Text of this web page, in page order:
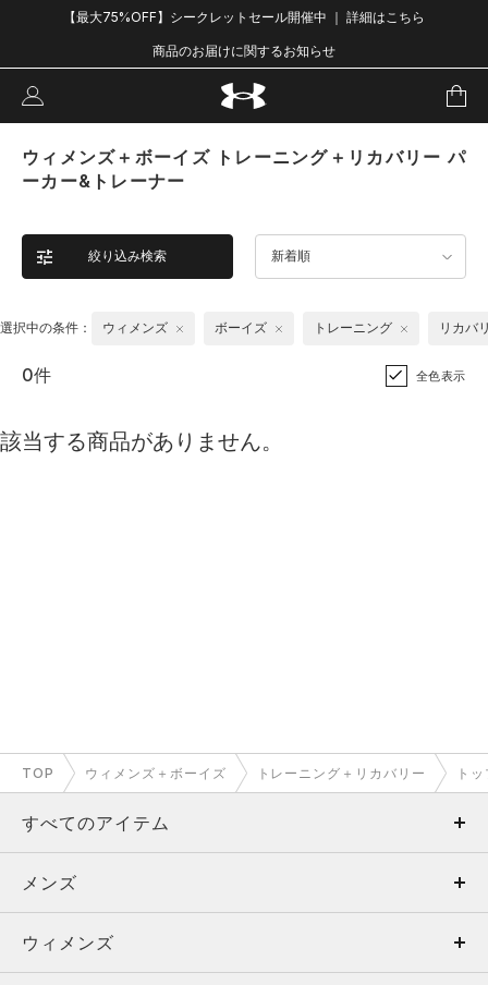
【最大75%OFF】シークレットセール開催中 ｜ 詳細はこちら
商品のお届けに関するお知らせ
ウィメンズ＋ボーイズ トレーニング＋リカバリー パ
ーカー&トレーナー
絞り込み検索 新着順
選択中の条件： ウィメンズ ボーイズ トレーニング リカバ
0件 全色表示
該当する商品がありません。
TOP ウィメンズ＋ボーイズ トレーニング＋リカバリー ト
すべてのアイテム
メンズ
ウィメンズ
メンズ
トップス
ウィメンズ